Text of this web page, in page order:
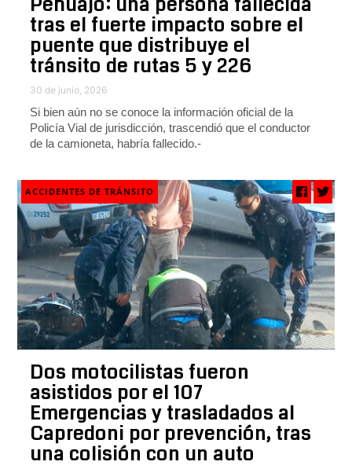
tras el fuerte impacto sobre el
puente que distribuye el
tránsito de rutas 5 y 226
30 de junio, 2026
Si bien aún no se conoce la información oficial de la
Policía Vial de jurisdicción, trascendió que el conductor
de la camioneta, habría fallecido.-
ACCIDENTES DE TRÁNSITO
Dos motocilistas fueron
asistidos por el 107
Emergencias y trasladados al
Capredoni por prevención, tras
una colisión con un auto